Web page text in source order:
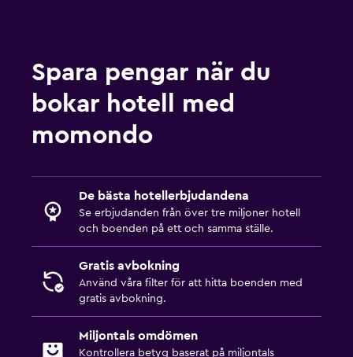
Spara pengar när du
bokar hotell med
momondo
De bästa hotellerbjudandena
Se erbjudanden från över tre miljoner hotell
och boenden på ett och samma ställe.
Gratis avbokning
Använd våra filter för att hitta boenden med
gratis avbokning.
Miljontals omdömen
Kontrollera betyg baserat på miljontals